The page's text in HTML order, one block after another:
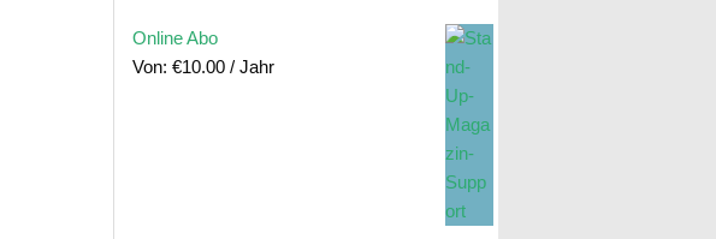
Online Abo
Von: €10.00 / Jahr